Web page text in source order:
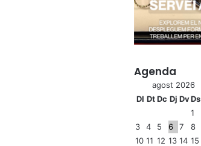
Agenda
agost 2026
Dl Dt Dc Dj DvDs
1
3
4 5 6 7 8
10 11 12 13 14 15